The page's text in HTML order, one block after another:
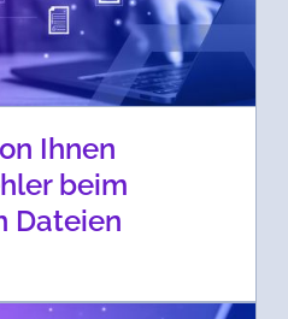
Ihnen
beim
Dateien